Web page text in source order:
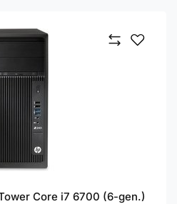
Core i7 6700 (6-gen.)